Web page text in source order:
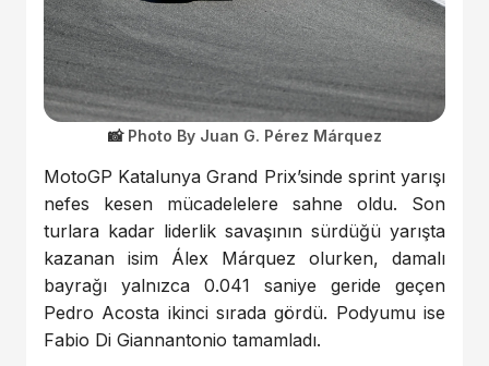
Photo By Juan G. Pérez Márquez
MotoGP Katalunya Grand Prix’sinde sprint yarışı
nefes kesen mücadelelere sahne oldu. Son
turlara kadar liderlik savaşının sürdüğü yarışta
kazanan isim Álex Márquez olurken, damalı
bayrağı yalnızca 0.041 saniye geride geçen
Pedro Acosta ikinci sırada gördü. Podyumu ise
Fabio Di Giannantonio tamamladı.